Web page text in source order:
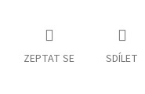
ZEPTAT SE SDÍLET